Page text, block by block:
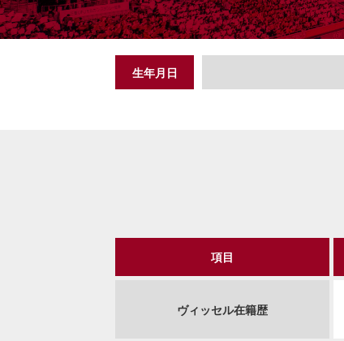
生年月日
項目
ヴィッセル在籍歴